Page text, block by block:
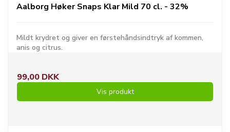
Aalborg Høker Snaps Klar Mild 70 cl. - 32%
Mildt krydret og giver en førstehåndsindtryk af kommen,
anis og citrus.
99,00 DKK
Vis produkt